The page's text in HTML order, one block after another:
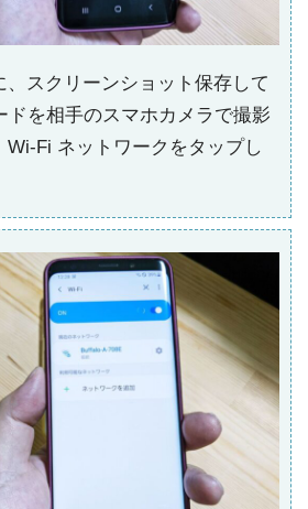
、スクリーンショット保存して
ドを相手のスマホカメラで撮影
Wi-Fi ネットワークをタップし